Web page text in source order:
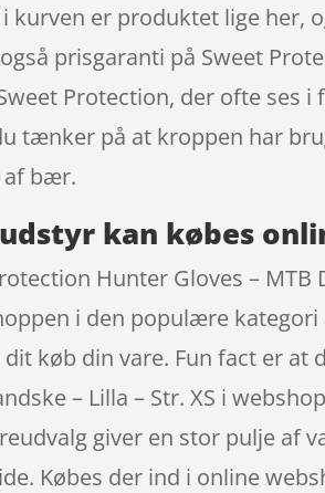
kurven er produktet lige her,
prisgaranti på Sweet
Protection, der ofte ses
tænker på at kroppen har
af bær.
kan købes
Hunter Gloves –
i den populære kategori
køb din vare. Fun fact er at
– Lilla – Str. XS i
giver en stor pulje af
Købes der ind i online